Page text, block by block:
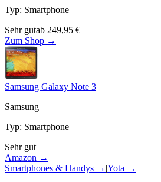
Typ: Smartphone
Sehr gutab 249,95 €
Zum Shop →
Samsung Galaxy Note 3
Samsung
Typ: Smartphone
Sehr gut
Amazon →
Smartphones & Handys → |Yota →